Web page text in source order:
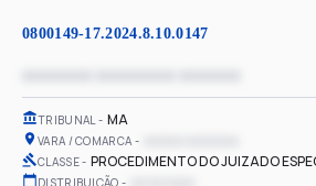
0800149-17.2024.8.10.0147
TRIBUNAL MA
VARA / COMARCA
CLASSE PROCEDIMENTO DO JUIZADO
DISTRIBUIÇÃO